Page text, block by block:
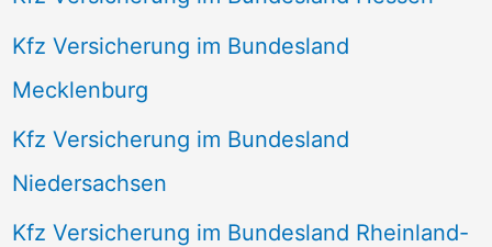
Kfz Versicherung im Bundesland
Mecklenburg
Kfz Versicherung im Bundesland
Niedersachsen
Kfz Versicherung im Bundesland Rheinland-